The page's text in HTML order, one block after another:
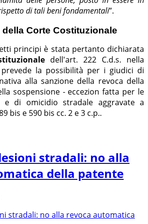
di tali beni fondamentali”.
Corte Costituzionale
principi è stata pertanto dichiarata
dell'art. 222 C.d.s. nella
la possibilità per i giudici di
alla sanzione della revoca della
sospensione - eccezion fatta per le
di omicidio stradale aggravate a
bis e 590 bis cc. 2 e 3 c.p..
stradali: no alla
della patente